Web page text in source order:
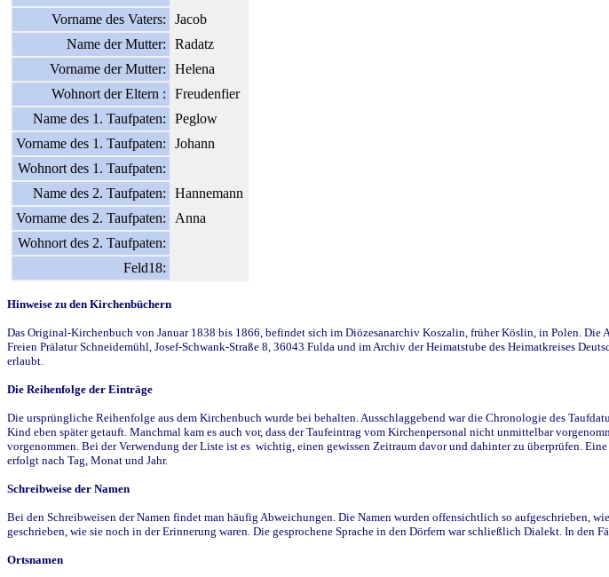
Vorname des Vaters:
Jacob
Name der Mutter:
Radatz
Vorname der Mutter:
Helena
Wohnort der Eltern :
Freudenfier
Name des 1. Taufpaten:
Peglow
Vorname des 1. Taufpaten:
Johann
Wohnort des 1. Taufpaten:
Name des 2. Taufpaten:
Hannemann
Vorname des 2. Taufpaten:
Anna
Wohnort des 2. Taufpaten:
Feld18:
Hinweise zu den Kirchenbüchern
Das Original-Kirchenbuch von Januar 1838 bis 1866, befindet sich im Diözesanarchiv Koszalin, früher Köslin, in Polen.
Freien Prälatur Schneidemühl, Josef-Schwank-Straße 8, 36043 Fulda und im Archiv der Heimatstube des Heimatkreises
erlaubt.
Die Reihenfolge der Einträge
Die ursprüngliche Reihenfolge aus dem Kirchenbuch wurde bei behalten. Ausschlaggebend war die Chronologie des
Kind eben später getauft. Manchmal kam es auch vor, dass der Taufeintrag vom Kirchenpersonal nicht unmittelbar
vorgenommen. Bei der Verwendung der Liste ist es wichtig, einen gewissen Zeitraum davor und dahinter zu überprüfen.
erfolgt nach Tag, Monat und Jahr.
Schreibweise der Namen
Bei den Schreibweisen der Namen findet man häufig Abweichungen. Die Namen wurden offensichtlich so aufgeschrieben,
geschrieben, wie sie noch in der Erinnerung waren. Die gesprochene Sprache in den Dörfern war schließlich Dialekt. In den
Ortsnamen